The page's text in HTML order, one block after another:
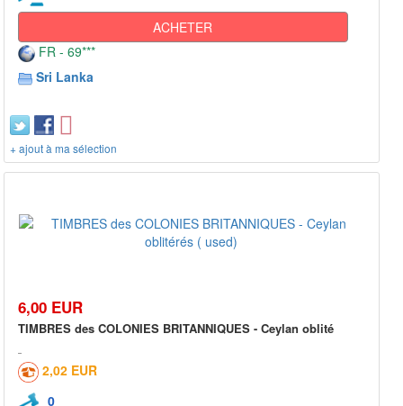
ACHETER
FR - 69***
Sri Lanka
+ ajout à ma sélection
6,00 EUR
TIMBRES des COLONIES BRITANNIQUES - Ceylan oblité
2,02 EUR
0